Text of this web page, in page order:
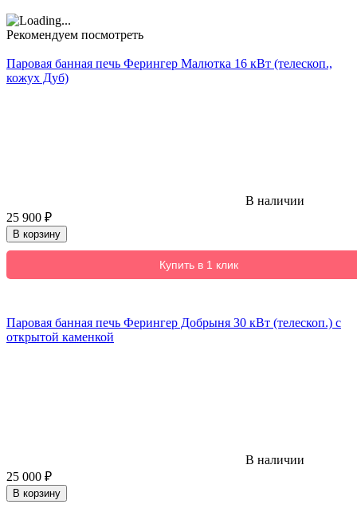
Рекомендуем посмотреть
Паровая банная печь Ферингер Малютка 16 кВт (телескоп.,
кожух Дуб)
В наличии
25 900 ₽
В корзину
Купить в 1 клик
Паровая банная печь Ферингер Добрыня 30 кВт (телескоп.) с
открытой каменкой
В наличии
25 000 ₽
В корзину